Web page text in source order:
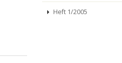
Heft 1/2005